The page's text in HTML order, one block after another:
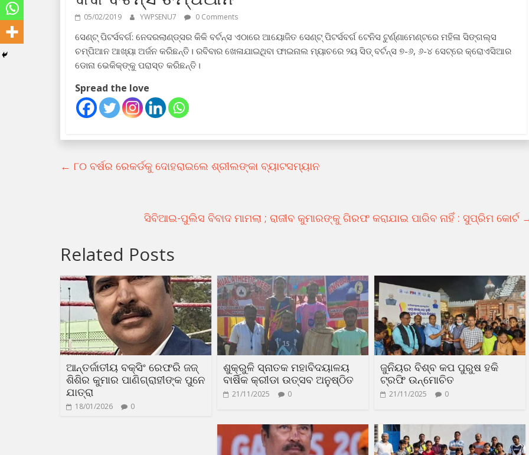
05/02/2019 YWPSENU7 0 Comments
ସେଣ୍ଟ୍‌ ପିଟର୍ସବର୍ଗ: ନେଦରଲାଣ୍ଡ୍‌ସର କିକି ବର୍ଟନ୍‌ସ ଏଠାରେ ଆୟୋଜିତ ସେଣ୍ଟ୍‌ ପିଟର୍ସବର୍ଗ ଟେନିସ ଟୁର୍ଣ୍ଣାମେଣ୍ଟରେ ମହିଳା ସିଙ୍ଗଲ୍‌ସ
ଚମ୍ପିଆନ ଆଖ୍ୟା ଅର୍ଜନ କରିଛନ୍ତି। ରବିବାର ଖେଳାଯାଇଥିବା ଫାଇନାଲ ମ୍ୟାଚରେ ୨ୟ ସିଡ୍‌ ବର୍ଟନ୍‌ସ ୭-୬, ୬-୪ ସେଟ୍‌ରେ କ୍ରୋଏସିଆର
ଡୋନା ଭେକିକ୍‌ଙ୍କୁ ପରାସ୍ତ କରିଛନ୍ତି।
Spread the love
← ୮୦ ବର୍ଷର ରେକର୍ଡକୁ ଦୋହରାଇଲେ ଶ୍ରୀଲଙ୍କା ବ୍ୟାଟସମ୍ୟାନ
ସିବିଆଇ-ପୁଲିସ ବିବାଦ ମାମଲା ; ରାଜୀବ କୁମାରଙ୍କୁ ଗିରଫ କରାଯାଇ ପାରିବ ନାହିଁ : ସୁପ୍ରିମ କୋର୍ଟ
Related Posts
ଆନ୍ତର୍ଜାତୀୟ ବକ୍ସିଂ ରେଫରି ଜଜ୍
ଶିଶିର କୁମାର ପାଣିଗ୍ରାହୀଙ୍କ ପୁନେ
ଯାତ୍ରା
18/01/2026 0
ଶୁକ୍ରୁଳି ସ୍ନାତକ ମହାବିଦୟାଳୟ
ବାର୍ଷିକ କ୍ରୀଡା ଉତ୍ସବ ଅନୁଷ୍ଠିତ
21/11/2025 0
ଜୁନିୟର ବିଶ୍ବ କପ ପୁରୁଷ ହକି
ଟ୍ରଫି ଉନ୍ମୋଚିତ
21/11/2025 0